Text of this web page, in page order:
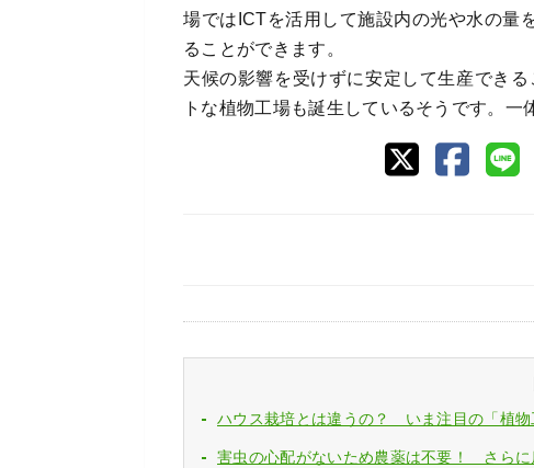
場ではICTを活用して施設内の光や水の量
ることができます。
天候の影響を受けずに安定して生産でき
トな植物工場も誕生しているそうです。一
ハウス栽培とは違うの？ いま注目の「植物
害虫の心配がないため農薬は不要！ さらに